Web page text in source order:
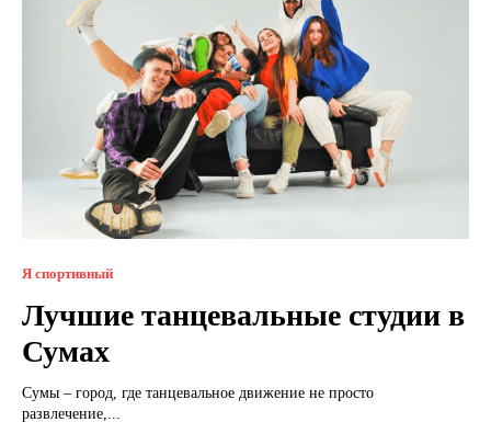
Я спортивный
Лучшие танцевальные студии в
Сумах
Сумы – город, где танцевальное движение не просто
развлечение,...